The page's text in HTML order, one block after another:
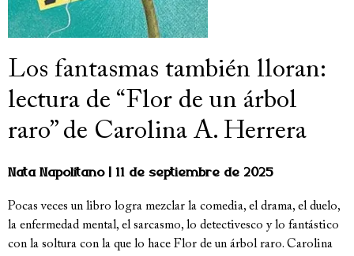
Los fantasmas también lloran:
lectura de “Flor de un árbol
raro” de Carolina A. Herrera
Nata Napolitano 11 de septiembre de 2025
Pocas veces un libro logra mezclar la comedia, el drama, el duelo,
la enfermedad mental, el sarcasmo, lo detectivesco y lo fantástico
con la soltura con la que lo hace Flor de un árbol raro. Carolina